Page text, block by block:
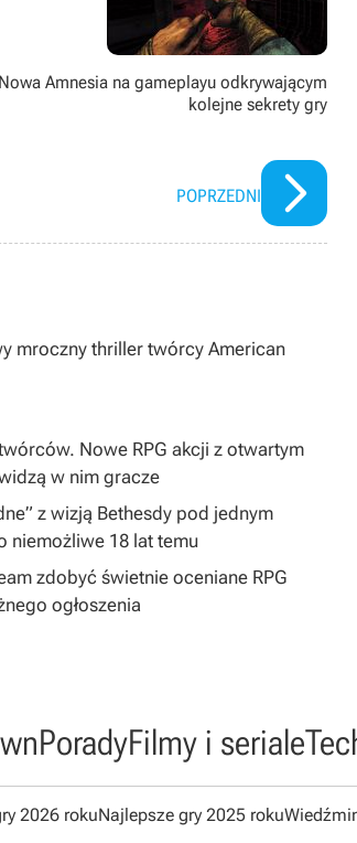
Nowa Amnesia na gameplayu odkrywającym
kolejne sekrety gry
POPRZEDNI
mroczny thriller twórcy American
Nowe RPG akcji z otwartym
w nim gracze
z wizją Bethesdy pod jednym
niemożliwe 18 lat temu
zdobyć świetnie oceniane RPG
ogłoszenia
PoradyFilmy i seriale
2026 rokuNajlepsze gry 2025 roku